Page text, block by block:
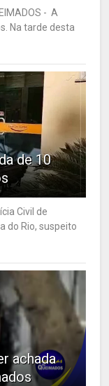
- A
Na tarde desta
de 10
Civil de
do Rio, suspeito
achada